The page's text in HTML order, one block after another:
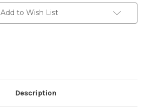
vivir
plenamente
año
vivir
plenamente
año
Add to Wish List
Description